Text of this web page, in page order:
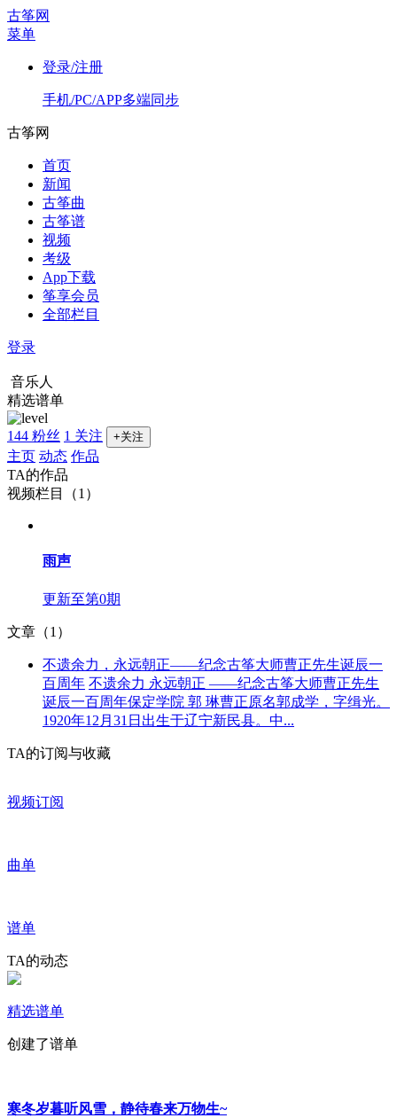
古筝网
菜单
登录/注册
手机/PC/APP多端同步
古筝网
首页
新闻
古筝曲
古筝谱
视频
考级
App下载
筝享会员
全部栏目
登录
音乐人
精选谱单
144 粉丝 1 关注 +关注
主页 动态 作品
TA的作品
视频栏目（1）
雨声
更新至第0期
文章（1）
不遗余力，永远朝正——纪念古筝大师曹正先生诞辰一
百周年 不遗余力 永远朝正 ——纪念古筝大师曹正先生
诞辰一百周年保定学院 郭 琳曹正原名郭成学，字缉光。
1920年12月31日出生于辽宁新民县。中...
TA的订阅与收藏
视频订阅
曲单
谱单
TA的动态
精选谱单
创建了谱单
寒冬岁暮听风雪，静待春来万物生~